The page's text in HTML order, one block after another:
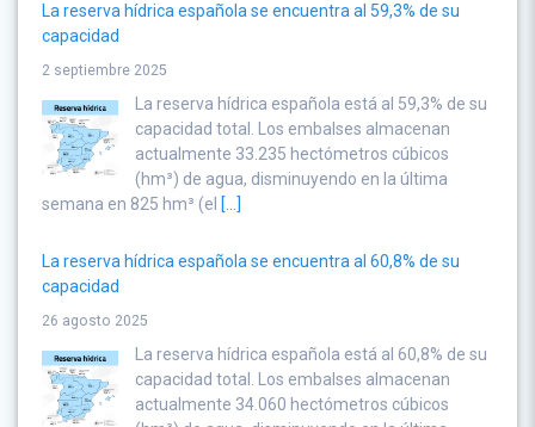
La reserva hídrica española se encuentra al 59,3% de su
capacidad
2 septiembre 2025
La reserva hídrica española está al 59,3% de su
capacidad total. Los embalses almacenan
actualmente 33.235 hectómetros cúbicos
(hm³) de agua, disminuyendo en la última
semana en 825 hm³ (el [...]
La reserva hídrica española se encuentra al 60,8% de su
capacidad
26 agosto 2025
La reserva hídrica española está al 60,8% de su
capacidad total. Los embalses almacenan
actualmente 34.060 hectómetros cúbicos